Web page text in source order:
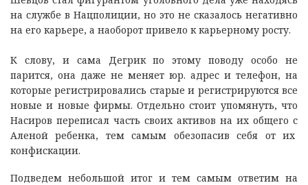
на службе в Нацполиции, но это не сказалось негативно
на его карьере, а наоборот привело к карьерному росту.
К слову, и сама Дегрик по этому поводу особо не
парится, она даже не меняет юр. адрес и телефон, на
которые регистрировались старые и регистрируются все
новые и новые фирмы. Отдельно стоит упомянуть, что
Насиров переписал часть своих активов на их общего с
Аленой ребенка, тем самым обезопасив себя от их
конфискации.
Подведем небольшой итог и тем самым ответим на